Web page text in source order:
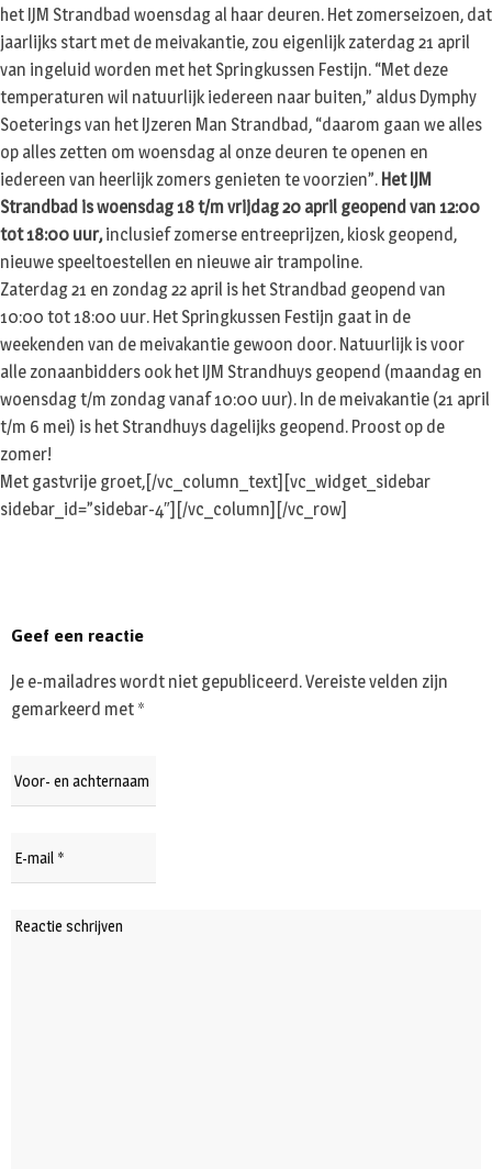
het IJM Strandbad woensdag al haar deuren. Het zomerseizoen, dat
jaarlijks start met de meivakantie, zou eigenlijk zaterdag 21 april
van ingeluid worden met het Springkussen Festijn. “Met deze
temperaturen wil natuurlijk iedereen naar buiten,” aldus Dymphy
Soeterings van het IJzeren Man Strandbad, “daarom gaan we alles
op alles zetten om woensdag al onze deuren te openen en
iedereen van heerlijk zomers genieten te voorzien”. Het IJM
Strandbad is woensdag 18 t/m vrijdag 20 april geopend van 12:00
tot 18:00 uur,inclusief zomerse entreeprijzen, kiosk geopend,
nieuwe speeltoestellen en nieuwe air trampoline.
Zaterdag 21 en zondag 22 april is het Strandbad geopend van
10:00 tot 18:00 uur. Het Springkussen Festijn gaat in de
weekenden van de meivakantie gewoon door. Natuurlijk is voor
alle zonaanbidders ook het IJM Strandhuys geopend (maandag en
woensdag t/m zondag vanaf 10:00 uur). In de meivakantie (21 april
t/m 6 mei) is het Strandhuys dagelijks geopend. Proost op de
zomer!
Met gastvrije groet,[/vc_column_text][vc_widget_sidebar
sidebar_id=”sidebar-4″][/vc_column][/vc_row]
Geef een reactie
Je e-mailadres wordt niet gepubliceerd.Vereiste velden zijn
gemarkeerd met *